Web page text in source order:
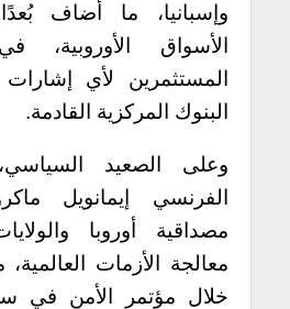
وإسبانيا، ما أضاف
الأسواق
المستثمرين لأي
البنوك المركزية القادمة.
وعلى الصعيد
الفرنسي إيمانويل
مصداقية أوروبا
معالجة الأزمات
خلال مؤتمر الأمن في